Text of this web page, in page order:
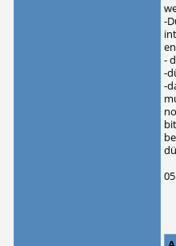
-
-
-
-